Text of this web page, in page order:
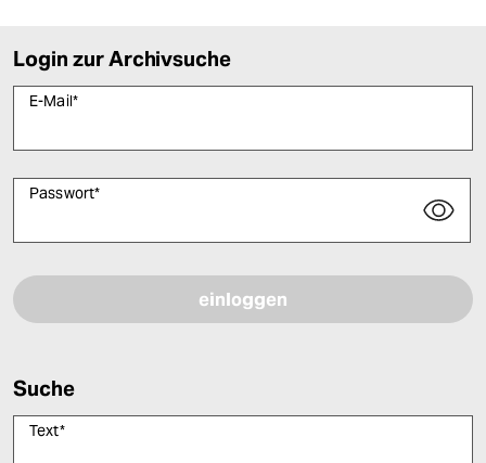
Login zur Archivsuche
E-Mail*
Passwort*
Suche
Text*